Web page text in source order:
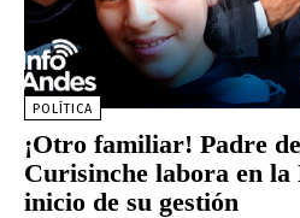
POLÍTICA
¡Otro familiar! Padre
Curisinche labora en la
inicio de su gestión